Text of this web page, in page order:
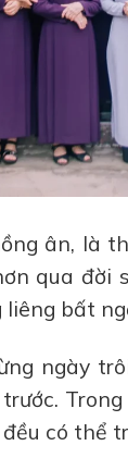
ân, là
qua đời
bất
ngày
có thể